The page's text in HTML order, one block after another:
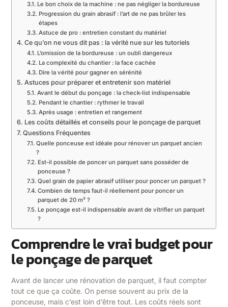
Le bon choix de la machine : ne pas négliger la bordureuse
Progression du grain abrasif : l’art de ne pas brûler les
étapes
Astuce de pro : entretien constant du matériel
Ce qu’on ne vous dit pas : la vérité nue sur les tutoriels
L’omission de la bordureuse : un oubli dangereux
La complexité du chantier : la face cachée
Dire la vérité pour gagner en sérénité
Astuces pour préparer et entretenir son matériel
Avant le début du ponçage : la check-list indispensable
Pendant le chantier : rythmer le travail
Après usage : entretien et rangement
Les coûts détaillés et conseils pour le ponçage de parquet
Questions Fréquentes
Quelle ponceuse est idéale pour rénover un parquet ancien
?
Est-il possible de poncer un parquet sans posséder de
ponceuse ?
Quel grain de papier abrasif utiliser pour poncer un parquet ?
Combien de temps faut-il réellement pour poncer un
parquet de 20 m² ?
Le ponçage est-il indispensable avant de vitrifier un parquet
?
Comprendre le vrai budget pour
le ponçage de parquet
Avant de lancer une rénovation de parquet, il faut compter
tout ce que ça coûte. On pense souvent au prix de la
ponceuse, mais c’est loin d’être tout. Les coûts réels sont